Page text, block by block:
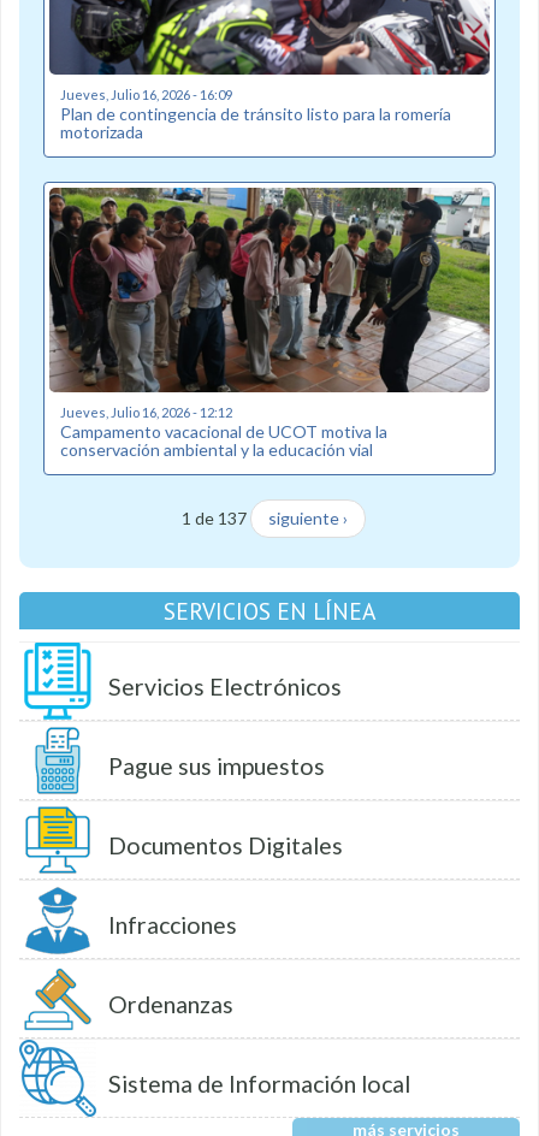
Jueves, Julio 16, 2026 - 16:09
Plan de contingencia de tránsito listo para la romería
motorizada
Jueves, Julio 16, 2026 - 12:12
Campamento vacacional de UCOT motiva la
conservación ambiental y la educación vial
1 de 137 siguiente ›
SERVICIOS EN LÍNEA
Servicios Electrónicos
Pague sus impuestos
Documentos Digitales
Infracciones
Ordenanzas
Sistema de Información local
más servicios